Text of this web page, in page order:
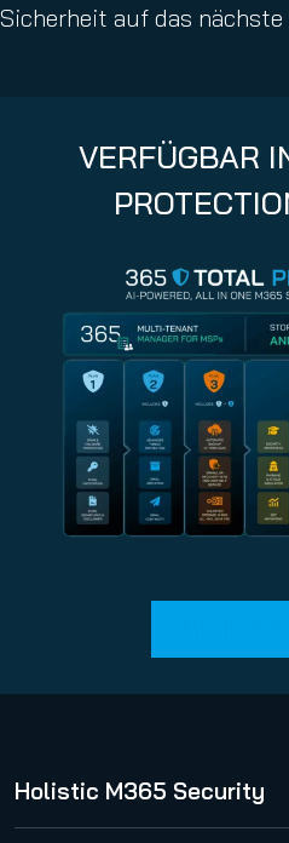
Sicherheit auf das nächste
VERFÜGBAR
Holistic M365 Security